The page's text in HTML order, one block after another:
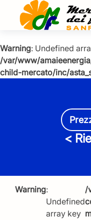
Warning: Undefined
/var/www/
child-mercato/inc/
<
Warning:
Undefined
array key
/